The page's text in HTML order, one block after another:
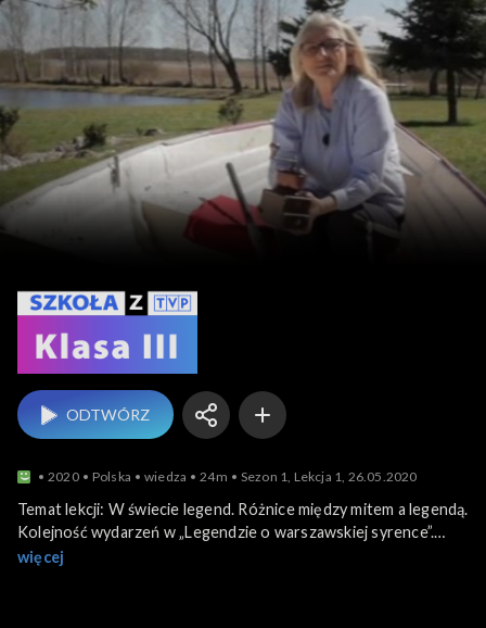
Szkoła z TVP: klasa 3
ODTWÓRZ
2020 Polska wiedza 24m Sezon 1, Lekcja 1, 26.05.2020
Temat lekcji: W świecie legend. Różnice między mitem a legendą.
Kolejność wydarzeń w „Legendzie o warszawskiej syrence”.
Czytanie legendy „O złotej kaczce”.
więcej